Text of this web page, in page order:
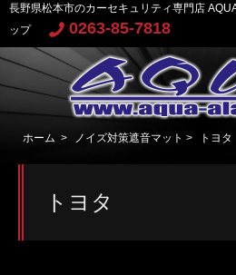
長野県松本市のカーセキュリティ専門店
ップ
0263-85-7818
ホーム > ノイズ対策遮音マット > トヨタ
トヨタ